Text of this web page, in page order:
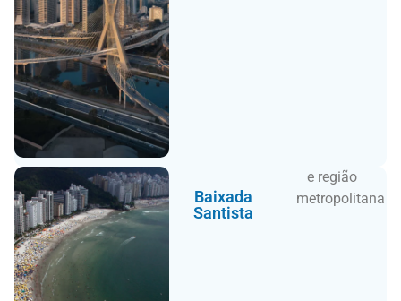
Baixada
Santista
e região
metropolitana